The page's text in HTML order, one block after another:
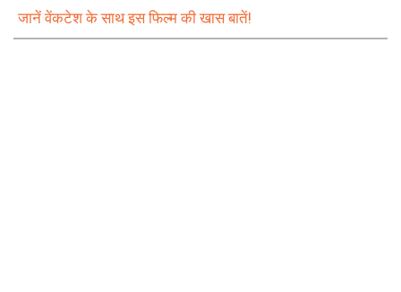
जानें वेंकटेश के साथ इस फिल्म की खास बातें!